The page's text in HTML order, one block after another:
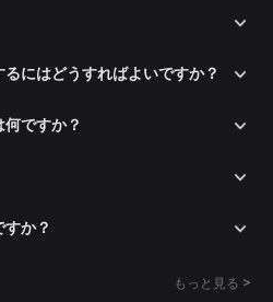
にはどうすればよいですか？
ですか？
か？
もっと見る >